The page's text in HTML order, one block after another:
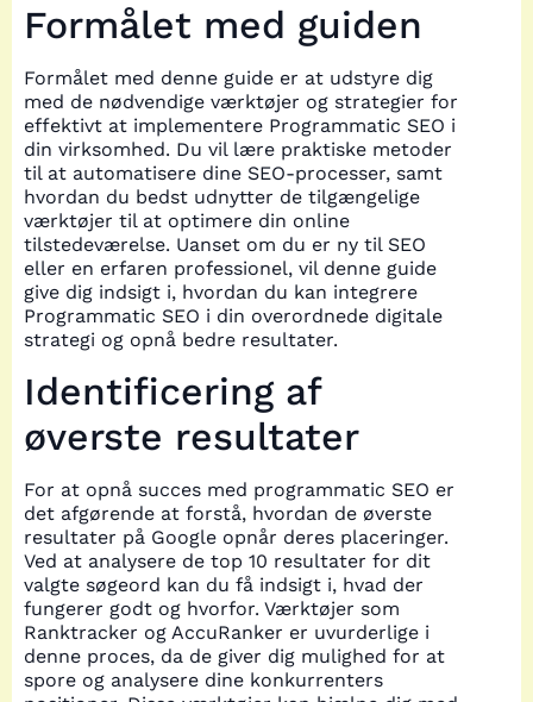
Formålet med guiden
Formålet med denne guide er at udstyre dig
med de nødvendige værktøjer og strategier for
effektivt at implementere Programmatic SEO i
din virksomhed. Du vil lære praktiske metoder
til at automatisere dine SEO-processer, samt
hvordan du bedst udnytter de tilgængelige
værktøjer til at optimere din online
tilstedeværelse. Uanset om du er ny til SEO
eller en erfaren professionel, vil denne guide
give dig indsigt i, hvordan du kan integrere
Programmatic SEO i din overordnede digitale
strategi og opnå bedre resultater.
Identificering af
øverste resultater
For at opnå succes med programmatic SEO er
det afgørende at forstå, hvordan de øverste
resultater på Google opnår deres placeringer.
Ved at analysere de top 10 resultater for dit
valgte søgeord kan du få indsigt i, hvad der
fungerer godt og hvorfor. Værktøjer som
Ranktracker og AccuRanker er uvurderlige i
denne proces, da de giver dig mulighed for at
spore og analysere dine konkurrenters